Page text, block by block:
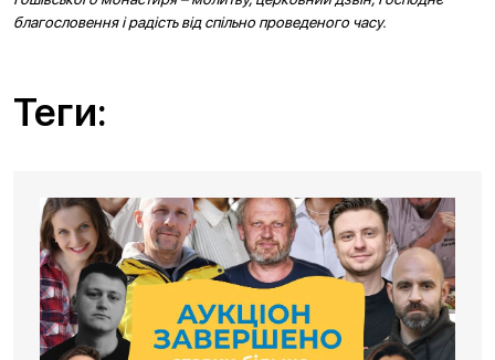
благословення і радість від спільно проведеного часу.
Теги: